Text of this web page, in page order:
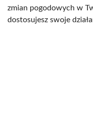
zmian pogodowych w
dostosujesz swoje